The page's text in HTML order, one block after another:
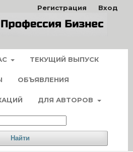
ТЕКУЩИЙ ВЫПУСК
ОБЪЯВЛЕНИЯ
ДЛЯ АВТОРОВ
Найти
Регистрация Вход